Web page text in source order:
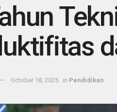
October 18, 2025 in Pendidikan